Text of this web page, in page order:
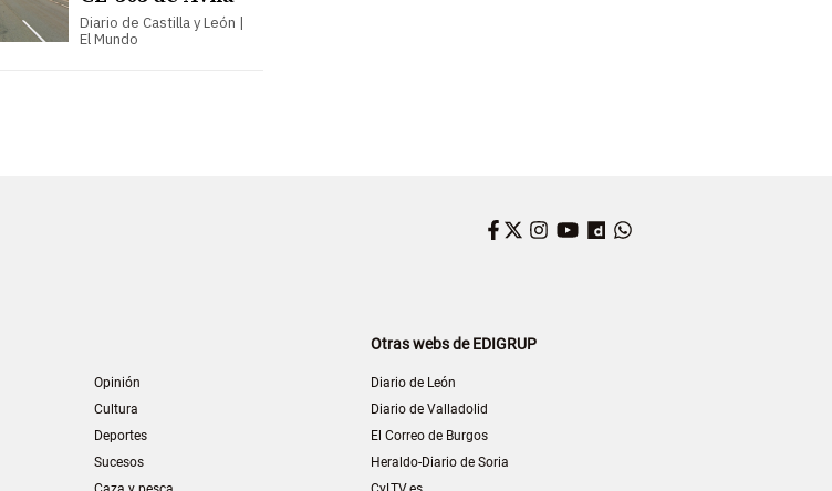
Diario de Castilla y León |
El Mundo
Facebook
Twitter
Instagram
YouTube
Dailymotion
Opinión
Cultura
Deportes
Sucesos
Otras webs de EDIGRUP
Diario de León
Diario de Valladolid
El Correo de Burgos
Heraldo-Diario de Soria